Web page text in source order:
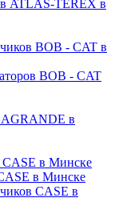
ATLAS-TEREX в
BOB - CAT в
BOB - CAT
в
CASE в Минске
в Минске
CASE в